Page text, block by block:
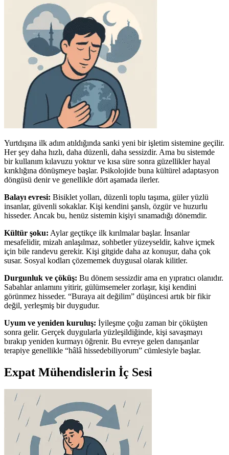
Yurtdışına ilk adım atıldığında sanki yeni bir işletim sistemine geçilir.
Her şey daha hızlı, daha düzenli, daha sessizdir. Ama bu sistemde
bir kullanım kılavuzu yoktur ve kısa süre sonra güzellikler hayal
kırıklığına dönüşmeye başlar. Psikolojide buna kültürel adaptasyon
döngüsü denir ve genellikle dört aşamada ilerler.
Balayı evresi: Bisiklet yolları, düzenli toplu taşıma, güler yüzlü
insanlar, güvenli sokaklar. Kişi kendini şanslı, özgür ve huzurlu
hisseder. Ancak bu, henüz sistemin kişiyi sınamadığı dönemdir.
Kültür şoku: Aylar geçtikçe ilk kırılmalar başlar. İnsanlar
mesafelidir, mizah anlaşılmaz, sohbetler yüzeyseldir, kahve içmek
için bile randevu gerekir. Kişi gitgide daha az konuşur, daha çok
susar. Sosyal kodları çözememek duygusal olarak kilitler.
Durgunluk ve çöküş: Bu dönem sessizdir ama en yıpratıcı olanıdır.
Sabahlar anlamını yitirir, gülümsemeler zorlaşır, kişi kendini
görünmez hisseder. “Buraya ait değilim” düşüncesi artık bir fikir
değil, yerleşmiş bir duygudur.
Uyum ve yeniden kuruluş: İyileşme çoğu zaman bir çöküşten
sonra gelir. Gerçek duygularla yüzleşildiğinde, kişi savaşmayı
bırakıp yeniden kurmayı öğrenir. Bu evreye gelen danışanlar
terapiye genellikle “hâlâ hissedebiliyorum” cümlesiyle başlar.
Expat Mühendislerin İç Sesi